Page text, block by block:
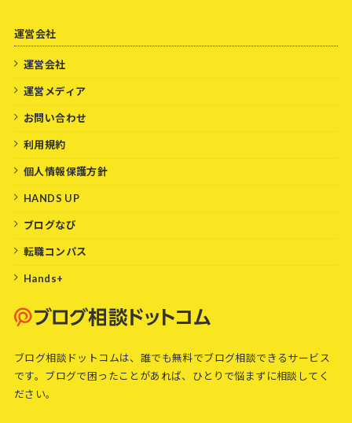
運営会社
運営会社
運営メディア
お問い合わせ
利用規約
個人情報保護方針
HANDS UP
ブログなび
転職コンパス
Hands+
ブログ相談ドットコムは、誰でも無料でブログ相談できるサービス
です。ブログで困ったことがあれば、ひとりで悩まずに相談してく
ださい。